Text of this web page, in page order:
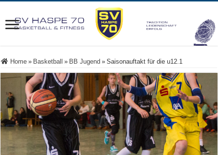
Home » Basketball » BB Jugend » Saisonauftakt für die u12.1